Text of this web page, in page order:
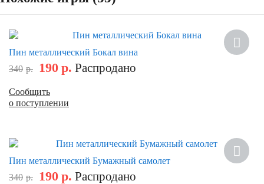
Пин металлический Бокал вина
340 р. 190 р. Распродано
Сообщить
о поступлении
Пин металлический Бумажный самолет
340 р. 190 р. Распродано